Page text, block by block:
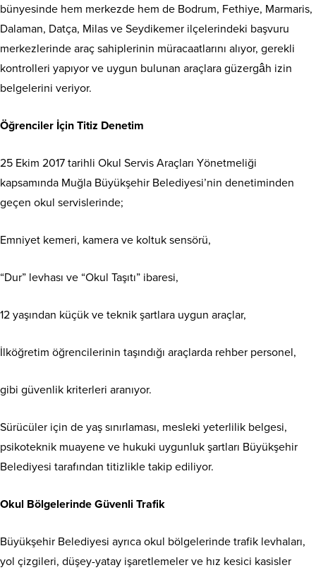
bünyesinde hem merkezde hem de Bodrum, Fethiye, Marmaris,
Dalaman, Datça, Milas ve Seydikemer ilçelerindeki başvuru
merkezlerinde araç sahiplerinin müracaatlarını alıyor, gerekli
kontrolleri yapıyor ve uygun bulunan araçlara güzergâh izin
belgelerini veriyor.
Öğrenciler İçin Titiz Denetim
25 Ekim 2017 tarihli Okul Servis Araçları Yönetmeliği
kapsamında Muğla Büyükşehir Belediyesi’nin denetiminden
geçen okul servislerinde;
Emniyet kemeri, kamera ve koltuk sensörü,
“Dur” levhası ve “Okul Taşıtı” ibaresi,
12 yaşından küçük ve teknik şartlara uygun araçlar,
İlköğretim öğrencilerinin taşındığı araçlarda rehber personel,
gibi güvenlik kriterleri aranıyor.
Sürücüler için de yaş sınırlaması, mesleki yeterlilik belgesi,
psikoteknik muayene ve hukuki uygunluk şartları Büyükşehir
Belediyesi tarafından titizlikle takip ediliyor.
Okul Bölgelerinde Güvenli Trafik
Büyükşehir Belediyesi ayrıca okul bölgelerinde trafik levhaları,
yol çizgileri, düşey-yatay işaretlemeler ve hız kesici kasisler